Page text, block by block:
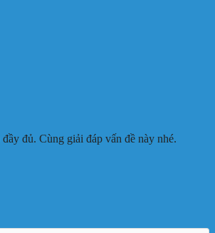
đủ. Cùng giải đáp vấn đề này nhé.